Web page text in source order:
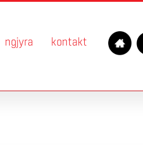
ngjyra kontakt